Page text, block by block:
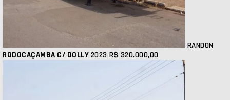
RANDON
RODOCAÇAMBA C/ DOLLY 2023 R$ 320.000,00